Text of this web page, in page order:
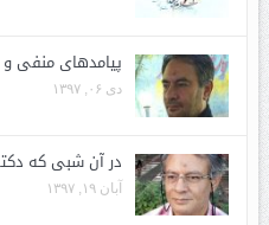
پیامدهای منفی
دی ۰۶, ۱۳۹۷
در آن شبی که
آبان ۱۹, ۱۳۹۷